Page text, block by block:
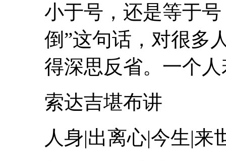
小于号，还是等
倒”这句话，对很多
得深思反省。一个人
索达吉堪布讲
人身|出离心|今生|来